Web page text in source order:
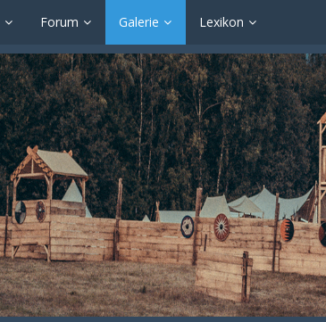
Forum Galerie Lexikon